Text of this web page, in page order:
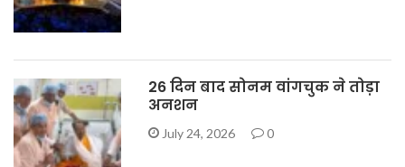
26 दिन बाद सोनम वांगचुक ने तोड़ा
अनशन
July 24, 2026 0